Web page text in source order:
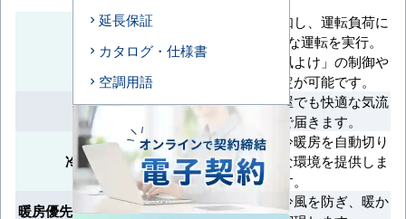
エコナビ
人の動きを検知し、運転負荷に
応じて効率的な運転を実行。
「風あて」「風よけ」の制御や
個別風向設定が可能です。
高天井対応
天井の高い部屋でも快適な気流
が足元まで届きます。
冷暖自動切換
室温に応じて冷暖房を自動切り
替えし、快適な環境を提供しま
す。
暖房優先（ホットスタート）
暖房開始時に冷風を防ぎ、暖か
延長保証
カタログ・仕様書
空調用語